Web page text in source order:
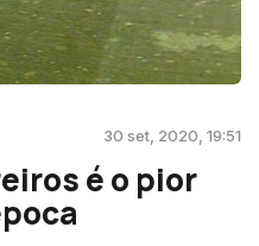
30 set, 2020, 19:51
é o pior